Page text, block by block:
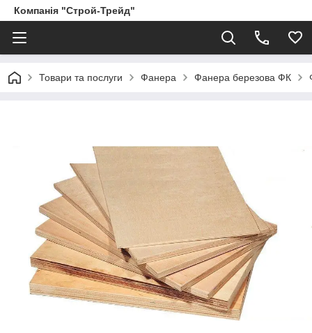
Компанія "Строй-Трейд"
Товари та послуги Фанера Фанера березова ФК